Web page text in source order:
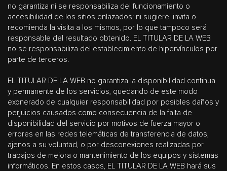
no garantiza ni se responsabiliza del funcionamiento o
accesibilidad de los sitios enlazados; ni sugiere, invita o
recomienda la visita a los mismos, por lo que tampoco será
responsable del resultado obtenido. EL TITULAR DE LA WEB
no se responsabiliza del establecimiento de hipervínculos por
parte de terceros.
EL TITULAR DE LA WEB no garantiza la disponibilidad continua
y permanente de los servicios, quedando de este modo
exonerado de cualquier responsabilidad por posibles daños y
perjuicios causados como consecuencia de la falta de
disponibilidad del servicio por motivos de fuerza mayor o
errores en las redes telemáticas de transferencia de datos,
ajenos a su voluntad, o por desconexiones realizadas por
trabajos de mejora o mantenimiento de los equipos y sistemas
informáticos. En estos casos, EL TITULAR DE LA WEB hará sus